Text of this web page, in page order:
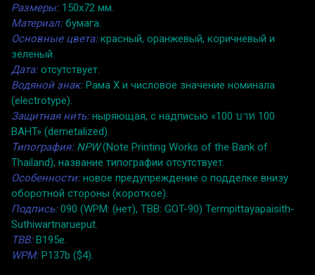
Размеры:150x72 мм.
Материал:бумага.
Основные цвета:красный, оранжевый, коричневый и
зеленый.
Дата:отсутствует.
Водяной знак:Рама X и числовое значение номинала
(electrotype).
Защитная нить:ныряющая, с надписью «100 บาท 100
BAHT» (demetalized).
Типография: NPW(Note Printing Works of the Bank of
Thailand); название типографии отсутствует.
Особенности:новое предупреждение о подделке внизу
оборотной стороны (короткое).
Подпись:090 (WPM: (нет), TBB: GOT-90) Termpittayapaisith-
Suthiwartnarueput.
TBB:B195e.
WPM:P137b ($4).